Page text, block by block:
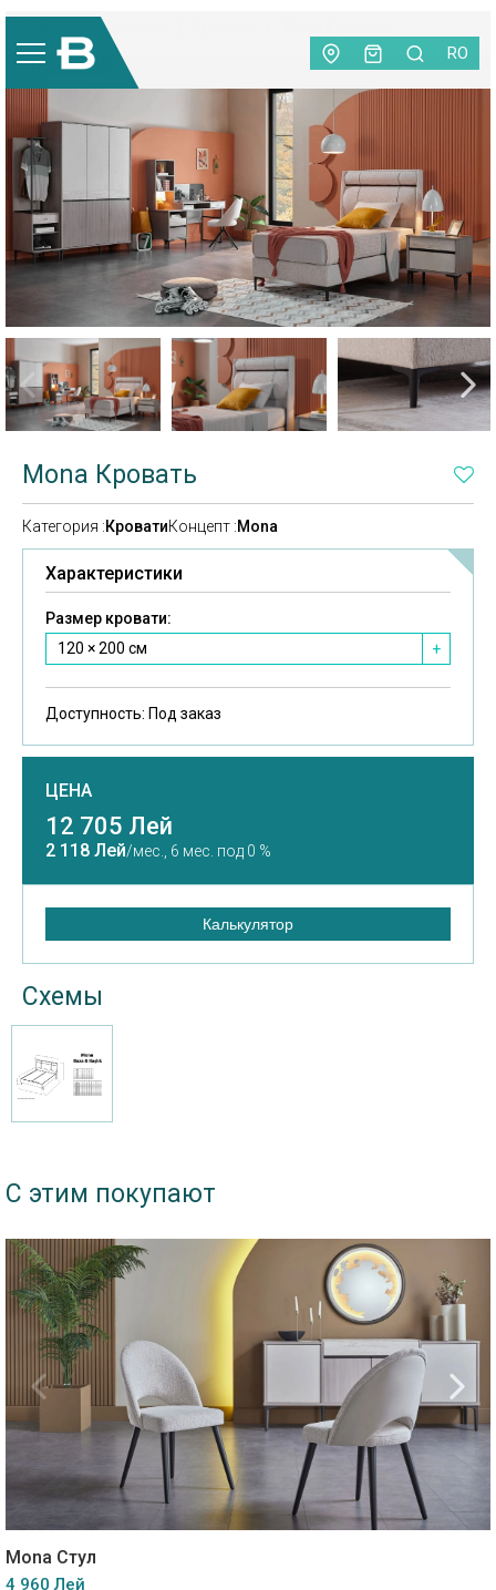
RO
Детская
ХИТ ПРОДАЖ
Mona Кровать
Категория :КроватиКонцепт :Mona
Характеристики
Размер кровати:
120 × 200 см
+
Доступность: Под заказ
ЦЕНА
12 705 Лей
2 118 Лей/мес., 6 мес. под 0 %
Калькулятор
Схемы
С этим покупают
Mona Стул
4 960 Лей